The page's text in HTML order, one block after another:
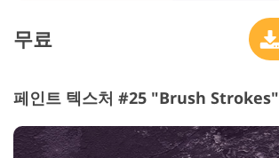
무료
페인트 텍스처 #25 "Brush Strokes"